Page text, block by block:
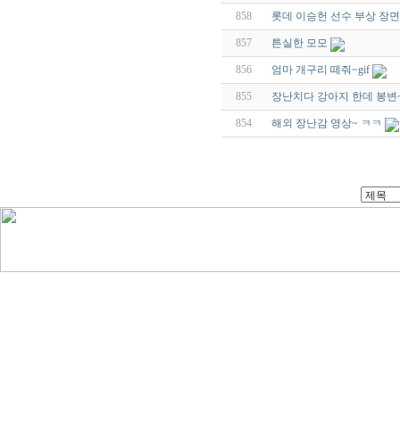
858 롯데 이승헌 선수 부상 장면
857 튼실한 모모
856 엄마 개구리 떼줘~gif
855 장난치다 강아지 한데 봉변
854 해외 장난감 영상~ ㅋㅋ